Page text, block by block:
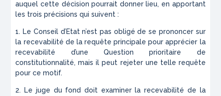
auquel cette décision pourrait donner lieu, en apportant
les trois précisions qui suivent :
1. Le Conseil d’Etat n’est pas obligé de se prononcer sur
la recevabilité de la requête principale pour apprécier la
recevabilité d’une Question prioritaire de
constitutionnalité, mais il peut rejeter une telle requête
pour ce motif.
2. Le juge du fond doit examiner la recevabilité de la